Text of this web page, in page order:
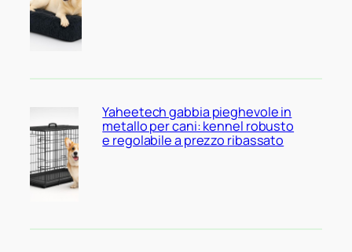
Yaheetech gabbia pieghevole in
metallo per cani: kennel robusto
e regolabile a prezzo ribassato